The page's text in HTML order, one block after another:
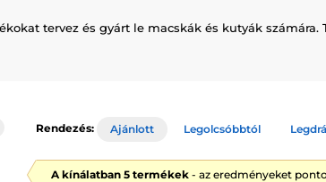
tervez és gyárt le macskák és kutyák
Rendezés: Ajánlott Legolcsóbbtól
A kínálatban 5 termékek - az eredményeket